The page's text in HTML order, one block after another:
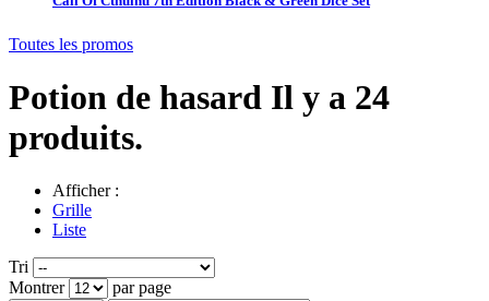
Toutes les promos
Potion de hasard Il y a 24
produits.
Afficher :
Grille
Liste
Tri
Montrer
par page